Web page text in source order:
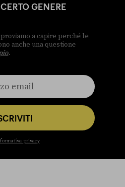
GENERE
a capire perché le
anche una questione
.
privacy